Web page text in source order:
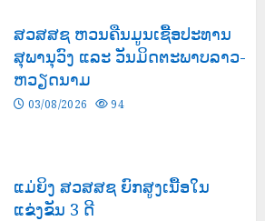
ສວສສຊ ຫວນຄືນມູນເຊື້ອປະທານ
ສຸພານຸວົງ ແລະ ວັນມິດຕະພາບລາວ-
ຫວຽດນາມ
03/08/2026 94
ແມ່ຍິງ ສວສສຊ ຍົກສູງເນື້ອໃນ
ແຂ່ງຂັນ 3 ດີ